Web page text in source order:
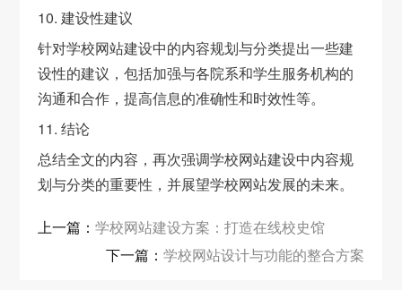
10. 建设性建议
针对学校网站建设中的内容规划与分类提出一些建
设性的建议，包括加强与各院系和学生服务机构的
沟通和合作，提高信息的准确性和时效性等。
11. 结论
总结全文的内容，再次强调学校网站建设中内容规
划与分类的重要性，并展望学校网站发展的未来。
上一篇：学校网站建设方案：打造在线校史馆
下一篇： 学校网站设计与功能的整合方案